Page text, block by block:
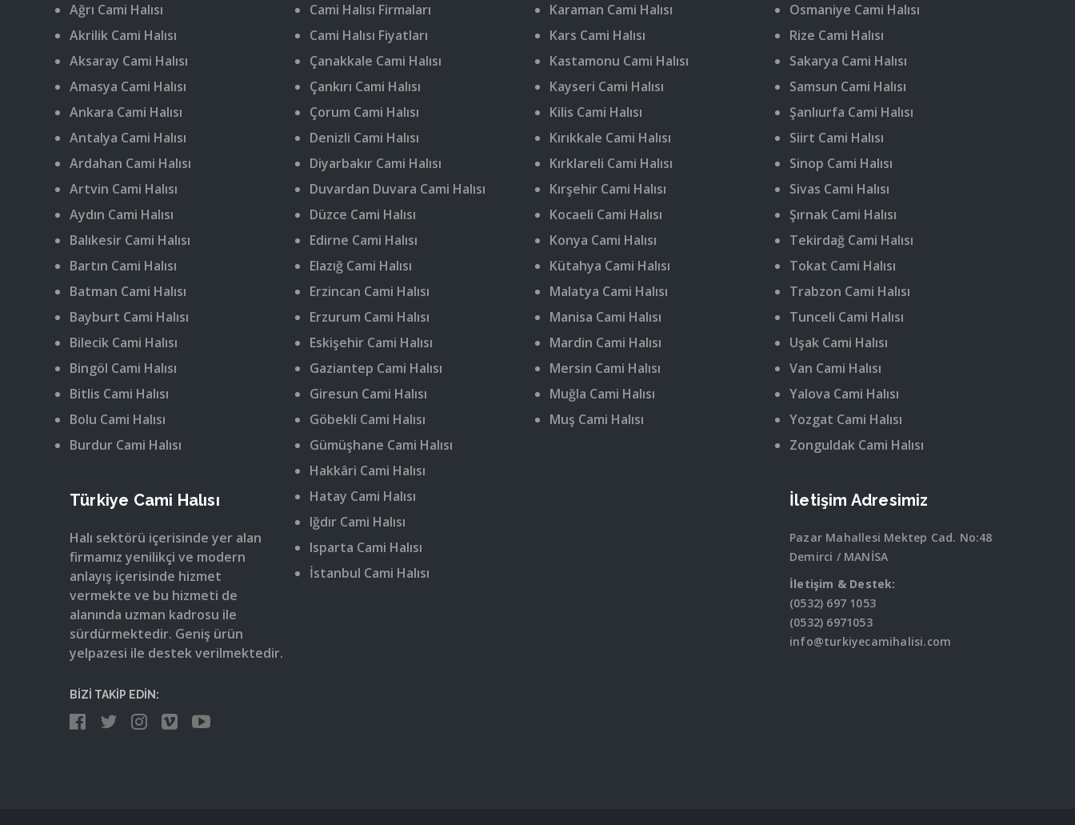
Ağrı Cami Halısı
Akrilik Cami Halısı
Aksaray Cami Halısı
Amasya Cami Halısı
Ankara Cami Halısı
Antalya Cami Halısı
Ardahan Cami Halısı
Artvin Cami Halısı
Aydın Cami Halısı
Balıkesir Cami Halısı
Bartın Cami Halısı
Batman Cami Halısı
Bayburt Cami Halısı
Bilecik Cami Halısı
Bingöl Cami Halısı
Bitlis Cami Halısı
Bolu Cami Halısı
Burdur Cami Halısı
Türkiye Cami Halısı
Halı sektörü içerisinde yer alan
firmamız yenilikçi ve modern
anlayış içerisinde hizmet
vermekte ve bu hizmeti de
alanında uzman kadrosu ile
sürdürmektedir. Geniş ürün
yelpazesi ile destek verilmektedir.
BİZİ TAKİP EDİN:
Cami Halısı Firmaları
Cami Halısı Fiyatları
Çanakkale Cami Halısı
Çankırı Cami Halısı
Çorum Cami Halısı
Denizli Cami Halısı
Diyarbakır Cami Halısı
Duvardan Duvara Cami Halısı
Düzce Cami Halısı
Edirne Cami Halısı
Elazığ Cami Halısı
Erzincan Cami Halısı
Erzurum Cami Halısı
Eskişehir Cami Halısı
Gaziantep Cami Halısı
Giresun Cami Halısı
Göbekli Cami Halısı
Gümüşhane Cami Halısı
Hakkâri Cami Halısı
Hatay Cami Halısı
Iğdır Cami Halısı
Isparta Cami Halısı
İstanbul Cami Halısı
Karaman Cami Halısı
Kars Cami Halısı
Kastamonu Cami Halısı
Kayseri Cami Halısı
Kilis Cami Halısı
Kırıkkale Cami Halısı
Kırklareli Cami Halısı
Kırşehir Cami Halısı
Kocaeli Cami Halısı
Konya Cami Halısı
Kütahya Cami Halısı
Malatya Cami Halısı
Manisa Cami Halısı
Mardin Cami Halısı
Mersin Cami Halısı
Muğla Cami Halısı
Muş Cami Halısı
Osmaniye Cami Halısı
Rize Cami Halısı
Sakarya Cami Halısı
Samsun Cami Halısı
Şanlıurfa Cami Halısı
Siirt Cami Halısı
Sinop Cami Halısı
Sivas Cami Halısı
Şırnak Cami Halısı
Tekirdağ Cami Halısı
Tokat Cami Halısı
Trabzon Cami Halısı
Tunceli Cami Halısı
Uşak Cami Halısı
Van Cami Halısı
Yalova Cami Halısı
Yozgat Cami Halısı
Zonguldak Cami Halısı
İletişim Adresimiz
Pazar Mahallesi Mektep Cad. No:48
Demirci / MANİSA
İletişim & Destek:
(0532) 697 1053
(0532) 6971053
info@turkiyecamihalisi.com